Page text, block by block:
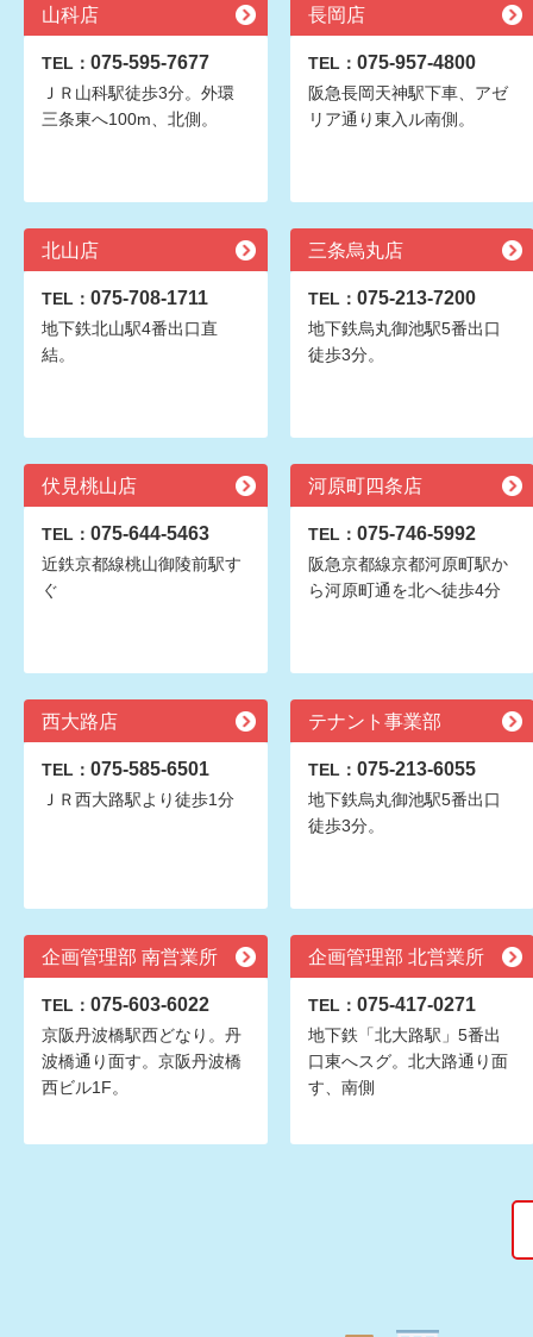
山科店
TEL： 075-595-7677
ＪＲ山科駅徒歩3分。外環
三条東へ100m、北側。
長岡店
TEL： 075-957-4800
阪急長岡天神駅下車、アゼ
リア通り東入ル南側。
北山店
TEL： 075-708-1711
地下鉄北山駅4番出口直
結。
三条烏丸店
TEL： 075-213-7200
地下鉄烏丸御池駅5番出口
徒歩3分。
伏見桃山店
TEL： 075-644-5463
近鉄京都線桃山御陵前駅す
ぐ
河原町四条店
TEL： 075-746-5992
阪急京都線京都河原町駅か
ら河原町通を北へ徒歩4分
西大路店
TEL： 075-585-6501
ＪＲ西大路駅より徒歩1分
テナント事業部
TEL： 075-213-6055
地下鉄烏丸御池駅5番出口
徒歩3分。
企画管理部 南営業所
TEL： 075-603-6022
京阪丹波橋駅西どなり。丹
波橋通り面す。京阪丹波橋
西ビル1F。
企画管理部 北営業所
TEL： 075-417-0271
地下鉄「北大路駅」5番出
口東へスグ。北大路通り面
す、南側